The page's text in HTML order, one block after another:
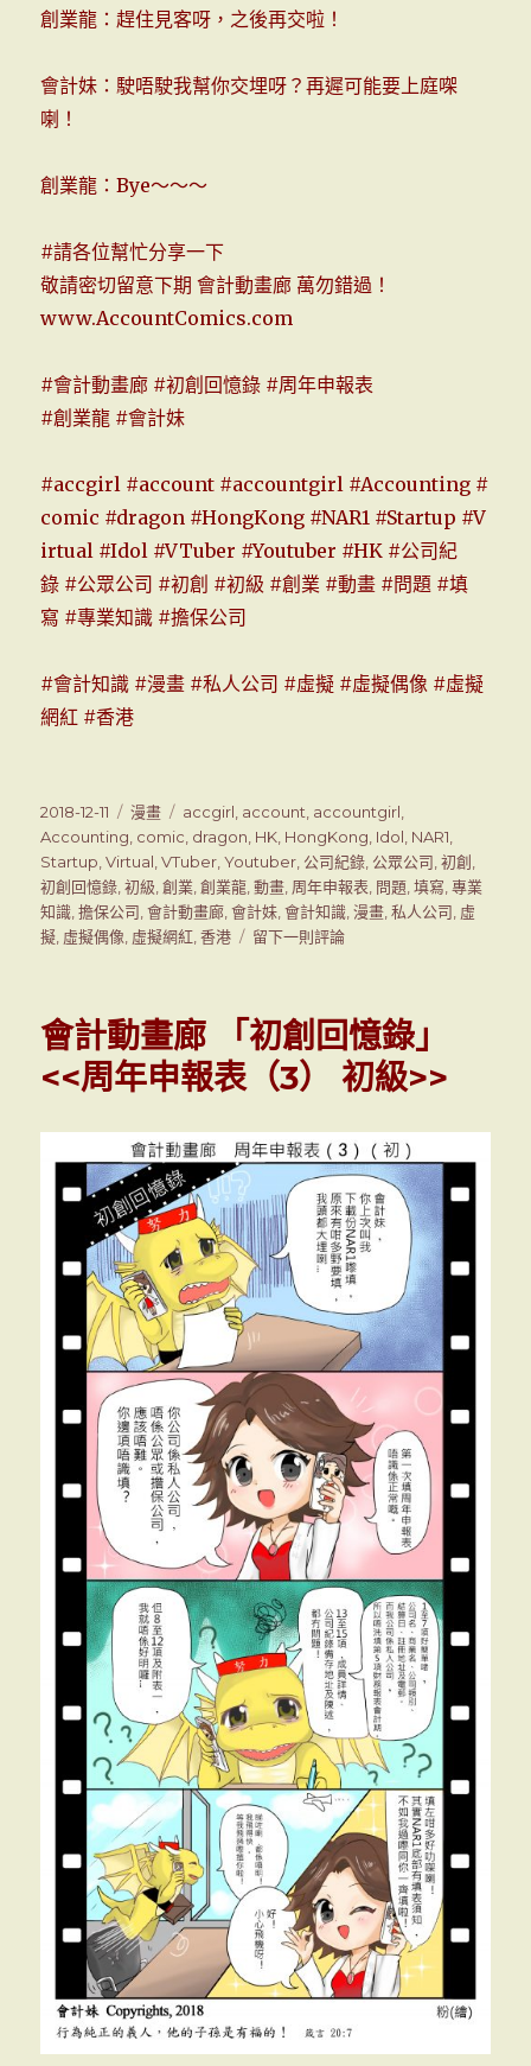
創業龍：趕住見客呀，之後再交啦！
會計妹：駛唔駛我幫你交埋呀？再遲可能要上庭㗎
喇！
創業龍：Bye～～～
#請各位幫忙分享一下
敬請密切留意下期 會計動畫廊 萬勿錯過！
www.AccountComics.com
#會計動畫廊 #初創回憶錄 #周年申報表
#創業龍 #會計妹
#accgirl #account #accountgirl #Accounting #
comic #dragon #HongKong #NAR1 #Startup #V
irtual #Idol #VTuber #Youtuber #HK #公司紀
錄 #公眾公司 #初創 #初級 #創業 #動畫 #問題 #填
寫 #專業知識 #擔保公司
#會計知識 #漫畫 #私人公司 #虛擬 #虛擬偶像 #虛擬
網紅 #香港
發
表
於
2018-12-11
分
類
漫畫
標
籤
accgirl account accountgirl
Accounting comic dragon HK HongKong Idol NAR1
Startup ,Virtual ,VTuber ,Youtuber 公司紀錄 公眾公司 ,初創
初創回憶錄 ,初級 ,創業 ,創業龍 ,動畫 周年申報表 問題 ,填寫 ,專業
知識 ,擔保公司 ,會計動畫廊 ,會計妹 ,會計知識 ,漫畫 ,私人公司 虛
擬 虛擬偶像 虛擬網紅 ,香港 留下一則評論
畫
廊
「初
回
憶
錄」
<<
周
年
申
報
表
（4）
初
級
>>
會計動畫廊 「初創回憶錄」
<<周年申報表（3） 初級>>